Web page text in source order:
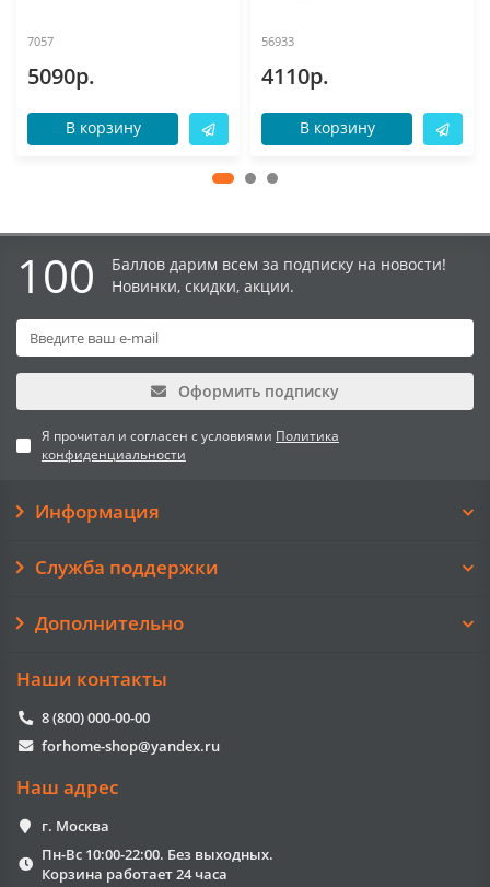
7057
5090р.
В корзину
56933
4110р.
В корзину
100
Баллов дарим всем за подписку на новости!
Новинки, скидки, акции.
Оформить подписку
Я прочитал и согласен с условиями Политика
конфиденциальности
Информация
Служба поддержки
Дополнительно
Наши контакты
8 (800) 000-00-00
forhome-shop@yandex.ru
Наш адрес
г. Москва
Пн-Вс 10:00-22:00. Без выходных.
Корзина работает 24 часа